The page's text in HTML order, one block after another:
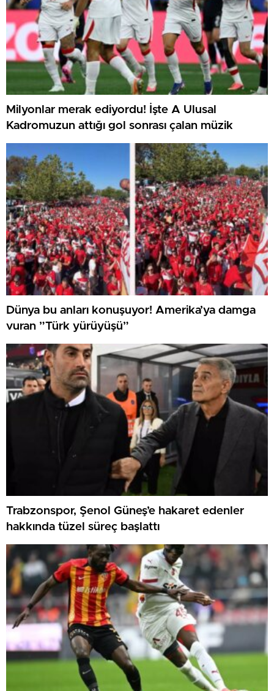
Milyonlar merak ediyordu! İşte A Ulusal
Kadromuzun attığı gol sonrası çalan müzik
Dünya bu anları konuşuyor! Amerika’ya damga
vuran ”Türk yürüyüşü”
Trabzonspor, Şenol Güneş’e hakaret edenler
hakkında tüzel süreç başlattı